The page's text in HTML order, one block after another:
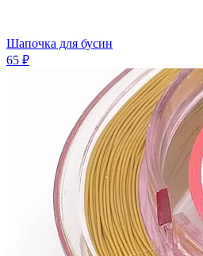
Шапочка для бусин
65 ₽